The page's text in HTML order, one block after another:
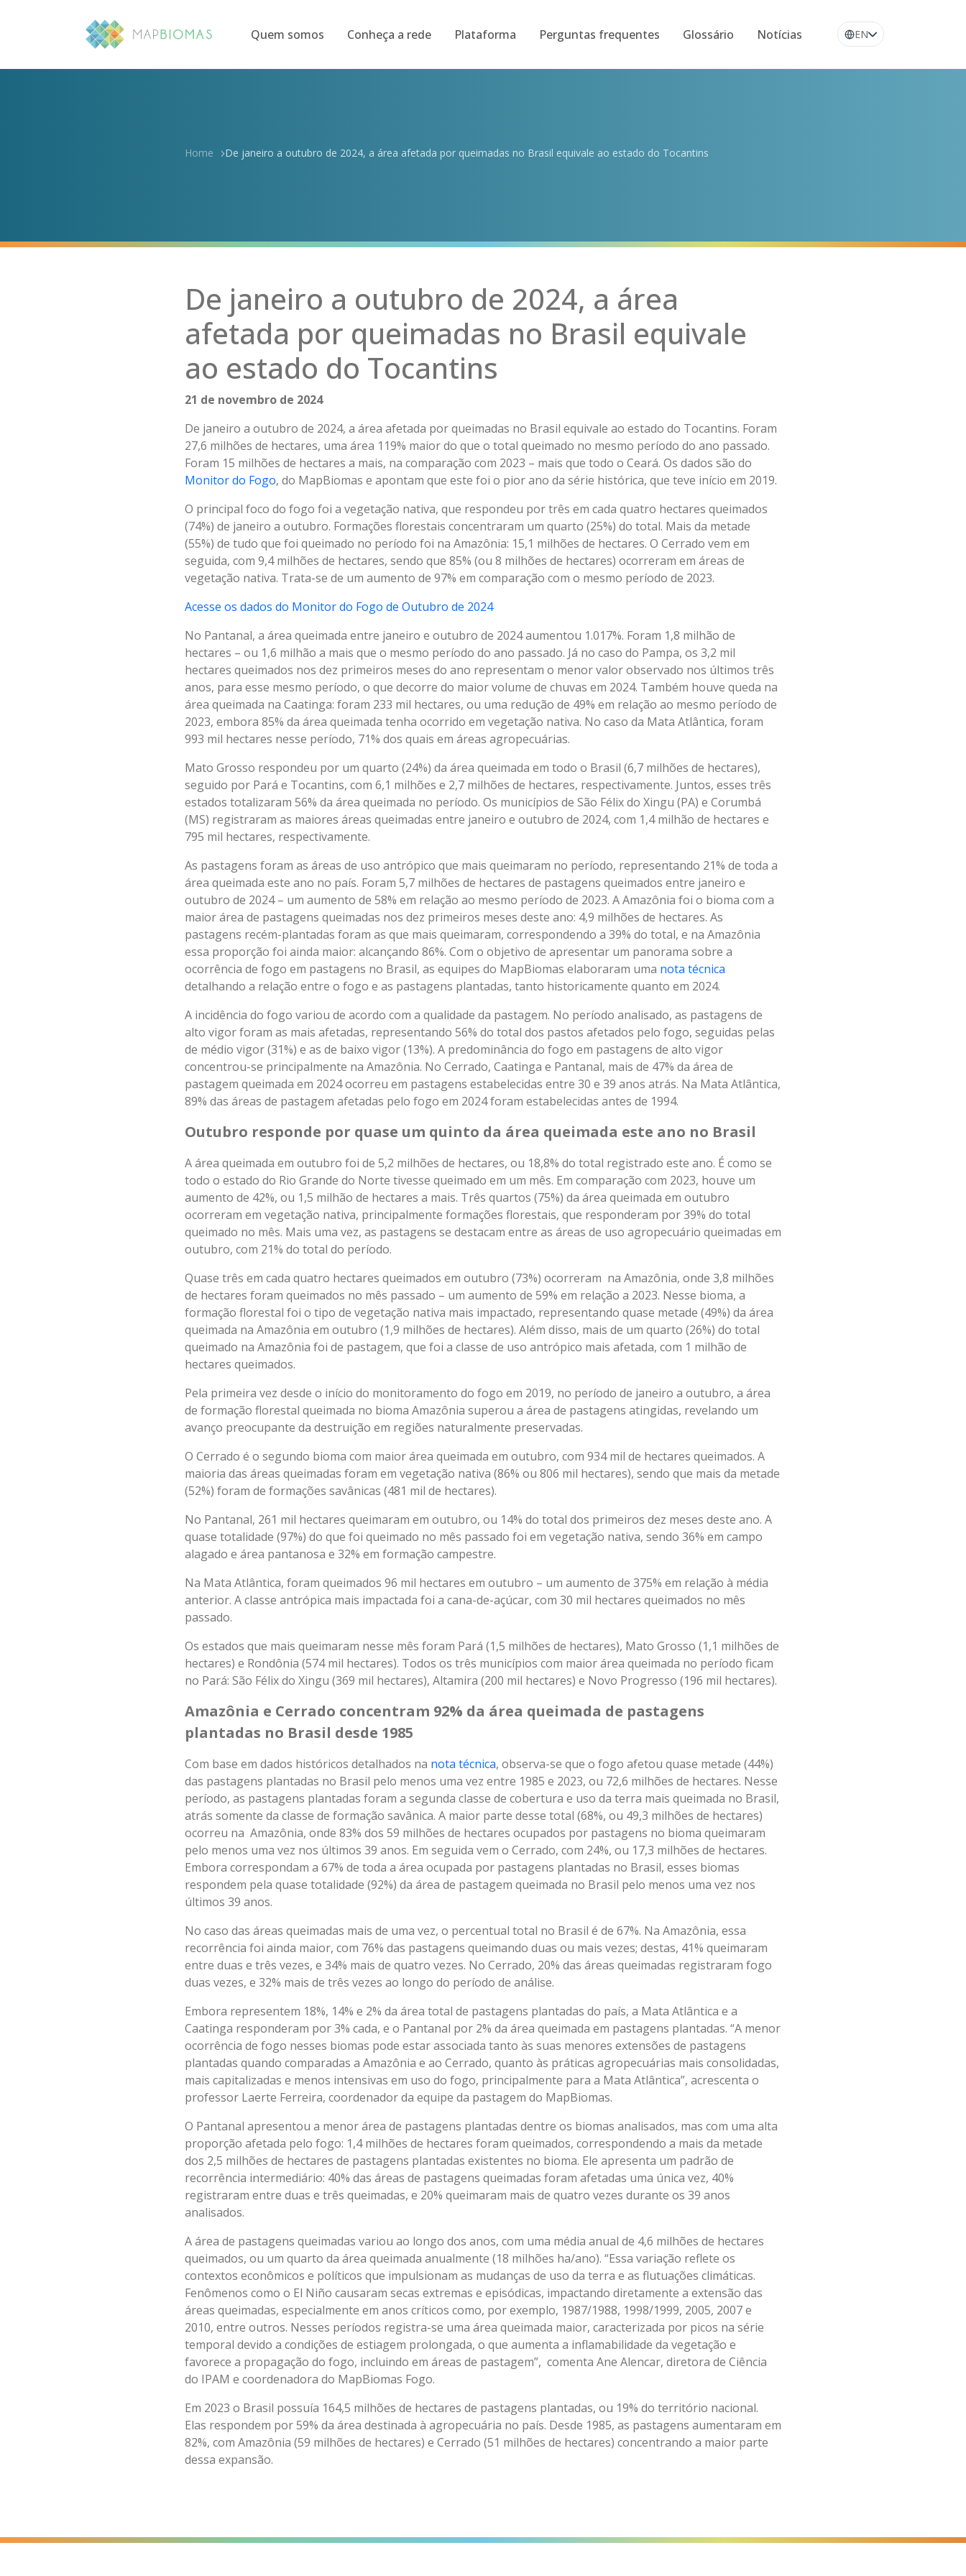
Quem somos Conheça a rede Plataforma Perguntas frequentes Glossário Notícias EN
Home De janeiro a outubro de 2024, a área afetada por queimadas no Brasil equivale ao estado do Tocantins
De janeiro a outubro de 2024, a área
afetada por queimadas no Brasil equivale
ao estado do Tocantins
21 de novembro de 2024
De janeiro a outubro de 2024, a área afetada por queimadas no Brasil equivale ao estado do Tocantins. Foram
27,6 milhões de hectares, uma área 119% maior do que o total queimado no mesmo período do ano passado.
Foram 15 milhões de hectares a mais, na comparação com 2023 – mais que todo o Ceará. Os dados são do
Monitor do Fogo, do MapBiomas e apontam que este foi o pior ano da série histórica, que teve início em 2019.
O principal foco do fogo foi a vegetação nativa, que respondeu por três em cada quatro hectares queimados
(74%) de janeiro a outubro. Formações florestais concentraram um quarto (25%) do total. Mais da metade
(55%) de tudo que foi queimado no período foi na Amazônia: 15,1 milhões de hectares. O Cerrado vem em
seguida, com 9,4 milhões de hectares, sendo que 85% (ou 8 milhões de hectares) ocorreram em áreas de
vegetação nativa. Trata-se de um aumento de 97% em comparação com o mesmo período de 2023.
Acesse os dados do Monitor do Fogo de Outubro de 2024
No Pantanal, a área queimada entre janeiro e outubro de 2024 aumentou 1.017%. Foram 1,8 milhão de
hectares – ou 1,6 milhão a mais que o mesmo período do ano passado. Já no caso do Pampa, os 3,2 mil
hectares queimados nos dez primeiros meses do ano representam o menor valor observado nos últimos três
anos, para esse mesmo período, o que decorre do maior volume de chuvas em 2024. Também houve queda na
área queimada na Caatinga: foram 233 mil hectares, ou uma redução de 49% em relação ao mesmo período de
2023, embora 85% da área queimada tenha ocorrido em vegetação nativa. No caso da Mata Atlântica, foram
993 mil hectares nesse período, 71% dos quais em áreas agropecuárias.
Mato Grosso respondeu por um quarto (24%) da área queimada em todo o Brasil (6,7 milhões de hectares),
seguido por Pará e Tocantins, com 6,1 milhões e 2,7 milhões de hectares, respectivamente. Juntos, esses três
estados totalizaram 56% da área queimada no período. Os municípios de São Félix do Xingu (PA) e Corumbá
(MS) registraram as maiores áreas queimadas entre janeiro e outubro de 2024, com 1,4 milhão de hectares e
795 mil hectares, respectivamente.
As pastagens foram as áreas de uso antrópico que mais queimaram no período, representando 21% de toda a
área queimada este ano no país. Foram 5,7 milhões de hectares de pastagens queimados entre janeiro e
outubro de 2024 – um aumento de 58% em relação ao mesmo período de 2023. A Amazônia foi o bioma com a
maior área de pastagens queimadas nos dez primeiros meses deste ano: 4,9 milhões de hectares. As
pastagens recém-plantadas foram as que mais queimaram, correspondendo a 39% do total, e na Amazônia
essa proporção foi ainda maior: alcançando 86%. Com o objetivo de apresentar um panorama sobre a
ocorrência de fogo em pastagens no Brasil, as equipes do MapBiomas elaboraram uma nota técnica
detalhando a relação entre o fogo e as pastagens plantadas, tanto historicamente quanto em 2024.
A incidência do fogo variou de acordo com a qualidade da pastagem. No período analisado, as pastagens de
alto vigor foram as mais afetadas, representando 56% do total dos pastos afetados pelo fogo, seguidas pelas
de médio vigor (31%) e as de baixo vigor (13%). A predominância do fogo em pastagens de alto vigor
concentrou-se principalmente na Amazônia. No Cerrado, Caatinga e Pantanal, mais de 47% da área de
pastagem queimada em 2024 ocorreu em pastagens estabelecidas entre 30 e 39 anos atrás. Na Mata Atlântica,
89% das áreas de pastagem afetadas pelo fogo em 2024 foram estabelecidas antes de 1994.
Outubro responde por quase um quinto da área queimada este ano no Brasil
A área queimada em outubro foi de 5,2 milhões de hectares, ou 18,8% do total registrado este ano. É como se
todo o estado do Rio Grande do Norte tivesse queimado em um mês. Em comparação com 2023, houve um
aumento de 42%, ou 1,5 milhão de hectares a mais. Três quartos (75%) da área queimada em outubro
ocorreram em vegetação nativa, principalmente formações florestais, que responderam por 39% do total
queimado no mês. Mais uma vez, as pastagens se destacam entre as áreas de uso agropecuário queimadas em
outubro, com 21% do total do período.
Quase três em cada quatro hectares queimados em outubro (73%) ocorreram na Amazônia, onde 3,8 milhões
de hectares foram queimados no mês passado – um aumento de 59% em relação a 2023. Nesse bioma, a
formação florestal foi o tipo de vegetação nativa mais impactado, representando quase metade (49%) da área
queimada na Amazônia em outubro (1,9 milhões de hectares). Além disso, mais de um quarto (26%) do total
queimado na Amazônia foi de pastagem, que foi a classe de uso antrópico mais afetada, com 1 milhão de
hectares queimados.
Pela primeira vez desde o início do monitoramento do fogo em 2019, no período de janeiro a outubro, a área
de formação florestal queimada no bioma Amazônia superou a área de pastagens atingidas, revelando um
avanço preocupante da destruição em regiões naturalmente preservadas.
O Cerrado é o segundo bioma com maior área queimada em outubro, com 934 mil de hectares queimados. A
maioria das áreas queimadas foram em vegetação nativa (86% ou 806 mil hectares), sendo que mais da metade
(52%) foram de formações savânicas (481 mil de hectares).
No Pantanal, 261 mil hectares queimaram em outubro, ou 14% do total dos primeiros dez meses deste ano. A
quase totalidade (97%) do que foi queimado no mês passado foi em vegetação nativa, sendo 36% em campo
alagado e área pantanosa e 32% em formação campestre.
Na Mata Atlântica, foram queimados 96 mil hectares em outubro – um aumento de 375% em relação à média
anterior. A classe antrópica mais impactada foi a cana-de-açúcar, com 30 mil hectares queimados no mês
passado.
Os estados que mais queimaram nesse mês foram Pará (1,5 milhões de hectares), Mato Grosso (1,1 milhões de
hectares) e Rondônia (574 mil hectares). Todos os três municípios com maior área queimada no período ficam
no Pará: São Félix do Xingu (369 mil hectares), Altamira (200 mil hectares) e Novo Progresso (196 mil hectares).
Amazônia e Cerrado concentram 92% da área queimada de pastagens
plantadas no Brasil desde 1985
Com base em dados históricos detalhados na nota técnica, observa-se que o fogo afetou quase metade (44%)
das pastagens plantadas no Brasil pelo menos uma vez entre 1985 e 2023, ou 72,6 milhões de hectares. Nesse
período, as pastagens plantadas foram a segunda classe de cobertura e uso da terra mais queimada no Brasil,
atrás somente da classe de formação savânica. A maior parte desse total (68%, ou 49,3 milhões de hectares)
ocorreu na Amazônia, onde 83% dos 59 milhões de hectares ocupados por pastagens no bioma queimaram
pelo menos uma vez nos últimos 39 anos. Em seguida vem o Cerrado, com 24%, ou 17,3 milhões de hectares.
Embora correspondam a 67% de toda a área ocupada por pastagens plantadas no Brasil, esses biomas
respondem pela quase totalidade (92%) da área de pastagem queimada no Brasil pelo menos uma vez nos
últimos 39 anos.
No caso das áreas queimadas mais de uma vez, o percentual total no Brasil é de 67%. Na Amazônia, essa
recorrência foi ainda maior, com 76% das pastagens queimando duas ou mais vezes; destas, 41% queimaram
entre duas e três vezes, e 34% mais de quatro vezes. No Cerrado, 20% das áreas queimadas registraram fogo
duas vezes, e 32% mais de três vezes ao longo do período de análise.
Embora representem 18%, 14% e 2% da área total de pastagens plantadas do país, a Mata Atlântica e a
Caatinga responderam por 3% cada, e o Pantanal por 2% da área queimada em pastagens plantadas. “A menor
ocorrência de fogo nesses biomas pode estar associada tanto às suas menores extensões de pastagens
plantadas quando comparadas a Amazônia e ao Cerrado, quanto às práticas agropecuárias mais consolidadas,
mais capitalizadas e menos intensivas em uso do fogo, principalmente para a Mata Atlântica”, acrescenta o
professor Laerte Ferreira, coordenador da equipe da pastagem do MapBiomas.
O Pantanal apresentou a menor área de pastagens plantadas dentre os biomas analisados, mas com uma alta
proporção afetada pelo fogo: 1,4 milhões de hectares foram queimados, correspondendo a mais da metade
dos 2,5 milhões de hectares de pastagens plantadas existentes no bioma. Ele apresenta um padrão de
recorrência intermediário: 40% das áreas de pastagens queimadas foram afetadas uma única vez, 40%
registraram entre duas e três queimadas, e 20% queimaram mais de quatro vezes durante os 39 anos
analisados.
A área de pastagens queimadas variou ao longo dos anos, com uma média anual de 4,6 milhões de hectares
queimados, ou um quarto da área queimada anualmente (18 milhões ha/ano). “Essa variação reflete os
contextos econômicos e políticos que impulsionam as mudanças de uso da terra e as flutuações climáticas.
Fenômenos como o El Niño causaram secas extremas e episódicas, impactando diretamente a extensão das
áreas queimadas, especialmente em anos críticos como, por exemplo, 1987/1988, 1998/1999, 2005, 2007 e
2010, entre outros. Nesses períodos registra-se uma área queimada maior, caracterizada por picos na série
temporal devido a condições de estiagem prolongada, o que aumenta a inflamabilidade da vegetação e
favorece a propagação do fogo, incluindo em áreas de pastagem”, comenta Ane Alencar, diretora de Ciência
do IPAM e coordenadora do MapBiomas Fogo.
Em 2023 o Brasil possuía 164,5 milhões de hectares de pastagens plantadas, ou 19% do território nacional.
Elas respondem por 59% da área destinada à agropecuária no país. Desde 1985, as pastagens aumentaram em
82%, com Amazônia (59 milhões de hectares) e Cerrado (51 milhões de hectares) concentrando a maior parte
dessa expansão.